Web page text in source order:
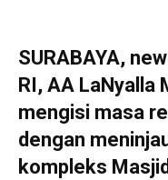
SURABAYA,
RI, AA LaNyalla
mengisi masa
dengan
kompleks